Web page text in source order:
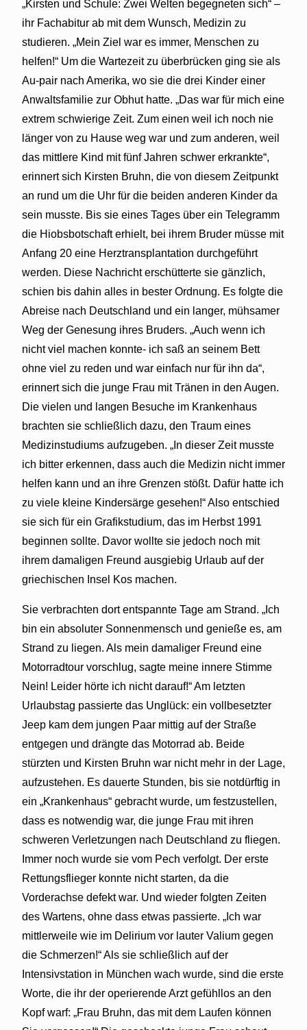
„Kirsten und Schule: Zwei Welten begegneten sich“ –
ihr Fachabitur ab mit dem Wunsch, Medizin zu
studieren. „Mein Ziel war es immer, Menschen zu
helfen!“ Um die Wartezeit zu überbrücken ging sie als
Au-pair nach Amerika, wo sie die drei Kinder einer
Anwaltsfamilie zur Obhut hatte. „Das war für mich eine
extrem schwierige Zeit. Zum einen weil ich noch nie
länger von zu Hause weg war und zum anderen, weil
das mittlere Kind mit fünf Jahren schwer erkrankte“,
erinnert sich Kirsten Bruhn, die von diesem Zeitpunkt
an rund um die Uhr für die beiden anderen Kinder da
sein musste. Bis sie eines Tages über ein Telegramm
die Hiobsbotschaft erhielt, bei ihrem Bruder müsse mit
Anfang 20 eine Herztransplantation durchgeführt
werden. Diese Nachricht erschütterte sie gänzlich,
schien bis dahin alles in bester Ordnung. Es folgte die
Abreise nach Deutschland und ein langer, mühsamer
Weg der Genesung ihres Bruders. „Auch wenn ich
nicht viel machen konnte- ich saß an seinem Bett
ohne viel zu reden und war einfach nur für ihn da“,
erinnert sich die junge Frau mit Tränen in den Augen.
Die vielen und langen Besuche im Krankenhaus
brachten sie schließlich dazu, den Traum eines
Medizinstudiums aufzugeben. „In dieser Zeit musste
ich bitter erkennen, dass auch die Medizin nicht immer
helfen kann und an ihre Grenzen stößt. Dafür hatte ich
zu viele kleine Kindersärge gesehen!“ Also entschied
sie sich für ein Grafikstudium, das im Herbst 1991
beginnen sollte. Davor wollte sie jedoch noch mit
ihrem damaligen Freund ausgiebig Urlaub auf der
griechischen Insel Kos machen.
Sie verbrachten dort entspannte Tage am Strand. „Ich
bin ein absoluter Sonnenmensch und genieße es, am
Strand zu liegen. Als mein damaliger Freund eine
Motorradtour vorschlug, sagte meine innere Stimme
Nein! Leider hörte ich nicht darauf!“ Am letzten
Urlaubstag passierte das Unglück: ein vollbesetzter
Jeep kam dem jungen Paar mittig auf der Straße
entgegen und drängte das Motorrad ab. Beide
stürzten und Kirsten Bruhn war nicht mehr in der Lage,
aufzustehen. Es dauerte Stunden, bis sie notdürftig in
ein „Krankenhaus“ gebracht wurde, um festzustellen,
dass es notwendig war, die junge Frau mit ihren
schweren Verletzungen nach Deutschland zu fliegen.
Immer noch wurde sie vom Pech verfolgt. Der erste
Rettungsflieger konnte nicht starten, da die
Vorderachse defekt war. Und wieder folgten Zeiten
des Wartens, ohne dass etwas passierte. „Ich war
mittlerweile wie im Delirium vor lauter Valium gegen
die Schmerzen!“ Als sie schließlich auf der
Intensivstation in München wach wurde, sind die erste
Worte, die ihr der operierende Arzt gefühllos an den
Kopf warf: „Frau Bruhn, das mit dem Laufen können